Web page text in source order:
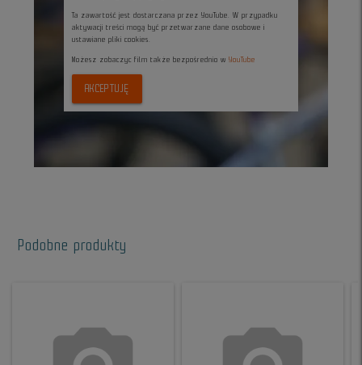
Ta zawartość jest dostarczana przez YouTube. W przypadku
aktywacji treści mogą być przetwarzane dane osobowe i
ustawiane pliki cookies.
Możesz zobaczyc film także bezpośrednio w YouTube
AKCEPTUJĘ
Podobne produkty